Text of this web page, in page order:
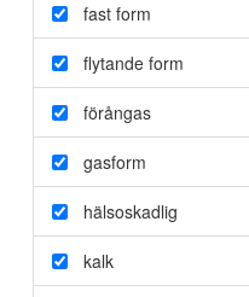
fast form
flytande form
förångas
gasform
hälsoskadlig
kalk